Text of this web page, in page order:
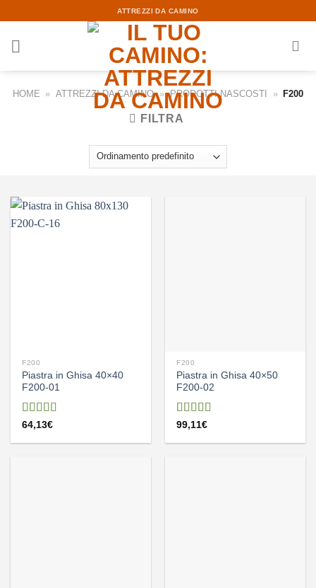
content
ATTREZZI DA CAMINO
HOME » ATTREZZI DA CAMINO » PRODOTTI NASCOSTI » F200
FILTRA
F200
Piastra in Ghisa 40×40
F200-01
Valutato
64,13€
F200
Piastra in Ghisa 40×50
F200-02
Valutato
99,11€